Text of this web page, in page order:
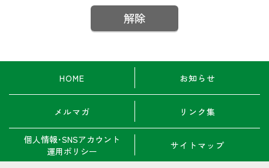
HOME お知らせ
メルマガ リンク集
個人情報･SNSアカウント
運用ポリシー
サイトマップ